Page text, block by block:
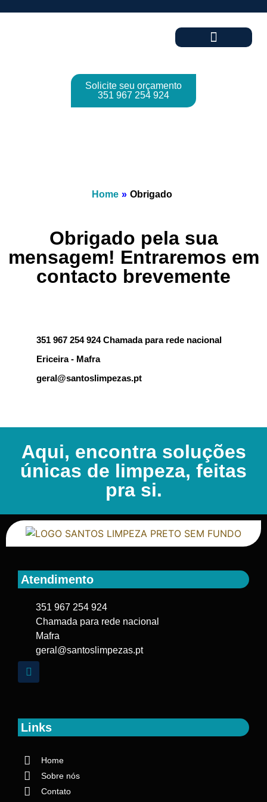
Solicite seu orçamento
351 967 254 924
Home » Obrigado
Obrigado pela sua
mensagem! Entraremos em
contacto brevemente
351 967 254 924 Chamada para rede nacional
Ericeira - Mafra
geral@santoslimpezas.pt
Aqui, encontra soluções
únicas de limpeza, feitas
pra si.
Atendimento
351 967 254 924
Chamada para rede nacional
Mafra
geral@santoslimpezas.pt
Links
Home
Sobre nós
Contato